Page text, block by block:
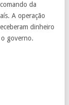
da
A operação
dinheiro
governo.